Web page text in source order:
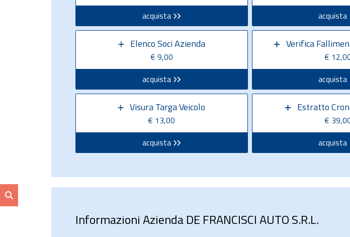
acquista
acquista
Elenco Soci Azienda
€ 9,00
acquista
Verifica
€
acquista
Visura Targa Veicolo
€ 13,00
acquista
Estratto
€
acquista
Informazioni Azienda DE FRANCISCI AUTO S.R.L.